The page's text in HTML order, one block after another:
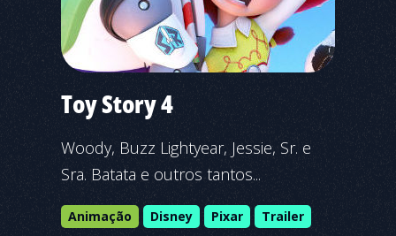
Toy Story 4
Woody, Buzz Lightyear, Jessie, Sr. e
Sra. Batata e outros tantos...
Animação Disney Pixar
Trailer